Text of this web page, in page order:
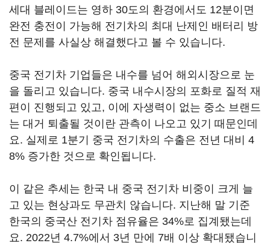
세대 블레이드는 영하 30도의 환경에서도 12분이면
완전 충전이 가능해 전기차의 최대 난제인 배터리 방
전 문제를 사실상 해결했다고 볼 수 있습니다.
중국 전기차 기업들은 내수를 넘어 해외시장으로 눈
을 돌리고 있습니다. 중국 내수시장의 포화로 질적 재
편이 진행되고 있고, 이에 자생력이 없는 중소 브랜드
는 대거 퇴출될 것이란 관측이 나오고 있기 때문인데
요. 실제로 1분기 중국 전기차의 수출은 전년 대비 4
8% 증가한 것으로 확인됩니다.
이 같은 추세는 한국 내 중국 전기차 비중이 크게 늘
고 있는 현상과도 무관치 않습니다. 지난해 말 기준
한국의 중국산 전기차 점유율은 34%로 집계됐는데
요. 2022년 4.7%에서 3년 만에 7배 이상 확대됐습니